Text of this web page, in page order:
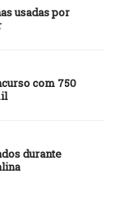
usadas por
com 750
durante